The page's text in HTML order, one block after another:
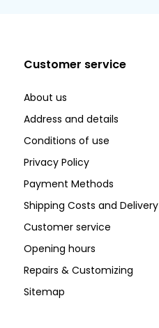
Customer service
About us
Address and details
Conditions of use
Privacy Policy
Payment Methods
Shipping Costs and Delivery
Customer service
Opening hours
Repairs & Customizing
Sitemap